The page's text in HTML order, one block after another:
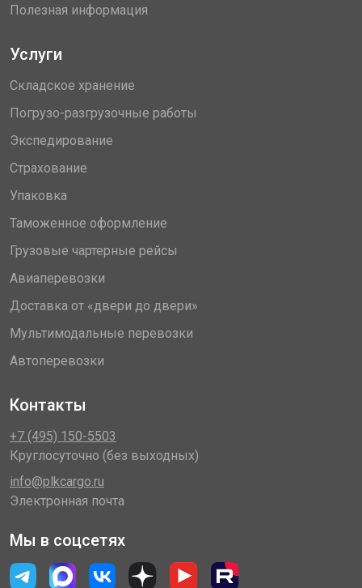
Полезная информация
Услуги
Складское хранение
Погрузо-разгрузочные работы
Экспедирование
Страхование
Упаковка
Таможенное оформление
Грузовые чартерные рейсы
Авиаперевозки
Доставка от «двери до двери»
Мультимодальные перевозки
Автоперевозки
Контакты
+7 (495) 150-5503
Круглосуточно (без выходных)
info@plkcargo.ru
Электронная почта
Мы в соцсетях